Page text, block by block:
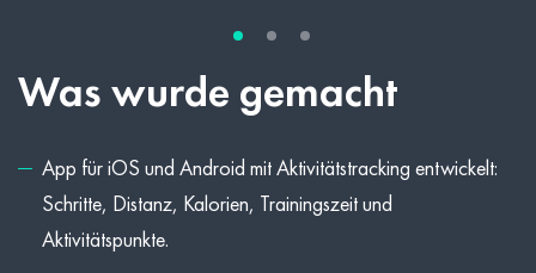
Was wurde gemacht
App für iOS und Android mit Aktivitätstracking entwickelt:
Schritte, Distanz, Kalorien, Trainingszeit und
Aktivitätspunkte.